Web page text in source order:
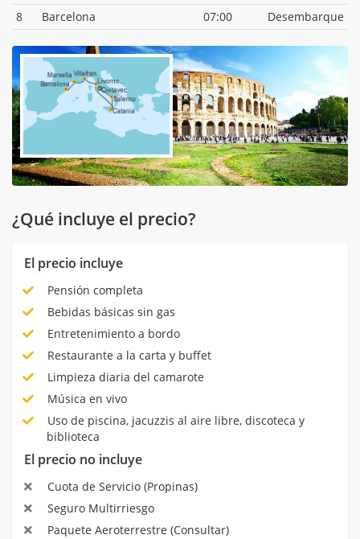
8
Barcelona 07:00 Desembarque
¿Qué incluye el precio?
El precio incluye
Pensión completa
Bebidas básicas sin gas
Entretenimiento a bordo
Restaurante a la carta y buffet
Limpieza diaria del camarote
Música en vivo
Uso de piscina, jacuzzis al aire libre, discoteca y
biblioteca
El precio no incluye
Cuota de Servicio (Propinas)
Seguro Multirriesgo
Paquete Aeroterrestre (Consultar)